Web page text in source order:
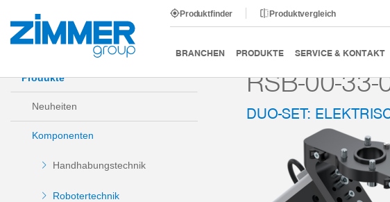
Produktfinder Produktvergleich
BRANCHEN PRODUKTE SERVICE & KONTAKT
Start Produkte Komponenten Robotertechnik Roboter-Sets
Produkte
Neuheiten
Komponenten
Handhabungstechnik
Robotertechnik
RSB-00-33-
DUO-SET: